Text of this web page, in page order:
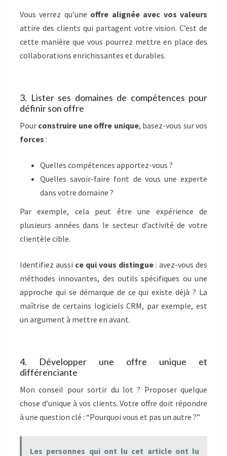
Vous verrez qu’une offre alignée avec vos valeurs
attire des clients qui partagent votre vision. C’est de
cette manière que vous pourrez mettre en place des
collaborations enrichissantes et durables.
3. Lister ses domaines de compétences pour
définir son offre
Pour construire une offre unique, basez-vous sur vos
forces :
Quelles compétences apportez-vous ?
Quelles savoir-faire font de vous une experte
dans votre domaine ?
Par exemple, cela peut être une expérience de
plusieurs années dans le secteur d’activité de votre
clientèle cible.
Identifiez aussi ce qui vous distingue : avez-vous des
méthodes innovantes, des outils spécifiques ou une
approche qui se démarque de ce qui existe déjà ? La
maîtrise de certains logiciels CRM, par exemple, est
un argument à mettre en avant.
4. Développer une offre unique et
différenciante
Mon conseil pour sortir du lot ? Proposer quelque
chose d’unique à vos clients. Votre offre doit répondre
à une question clé : “Pourquoi vous et pas un autre ?”
Les personnes qui ont lu cet article ont lu